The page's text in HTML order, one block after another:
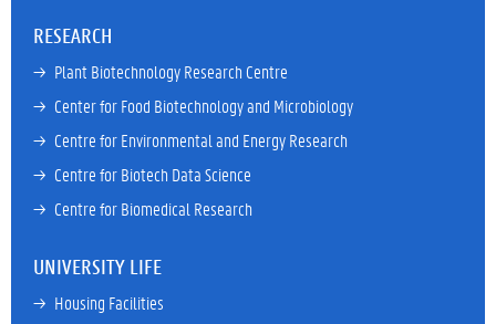
RESEARCH
→ Plant Biotechnology Research Centre
→ Center for Food Biotechnology and Microbiology
→ Centre for Environmental and Energy Research
→ Centre for Biotech Data Science
→ Centre for Biomedical Research
UNIVERSITY LIFE
→ Housing Facilities